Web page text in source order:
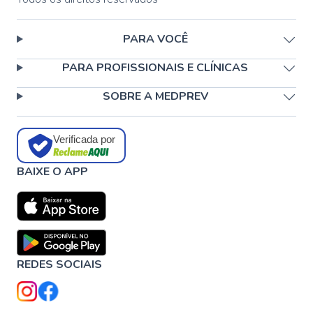
PARA VOCÊ
PARA PROFISSIONAIS E CLÍNICAS
SOBRE A MEDPREV
Verificada por
BAIXE O APP
REDES SOCIAIS